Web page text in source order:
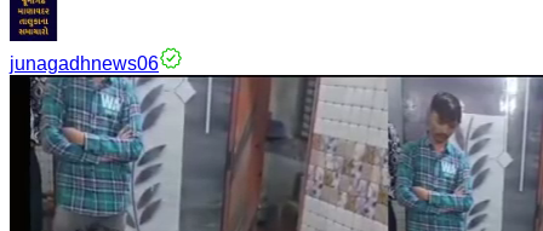
junagadhnews06